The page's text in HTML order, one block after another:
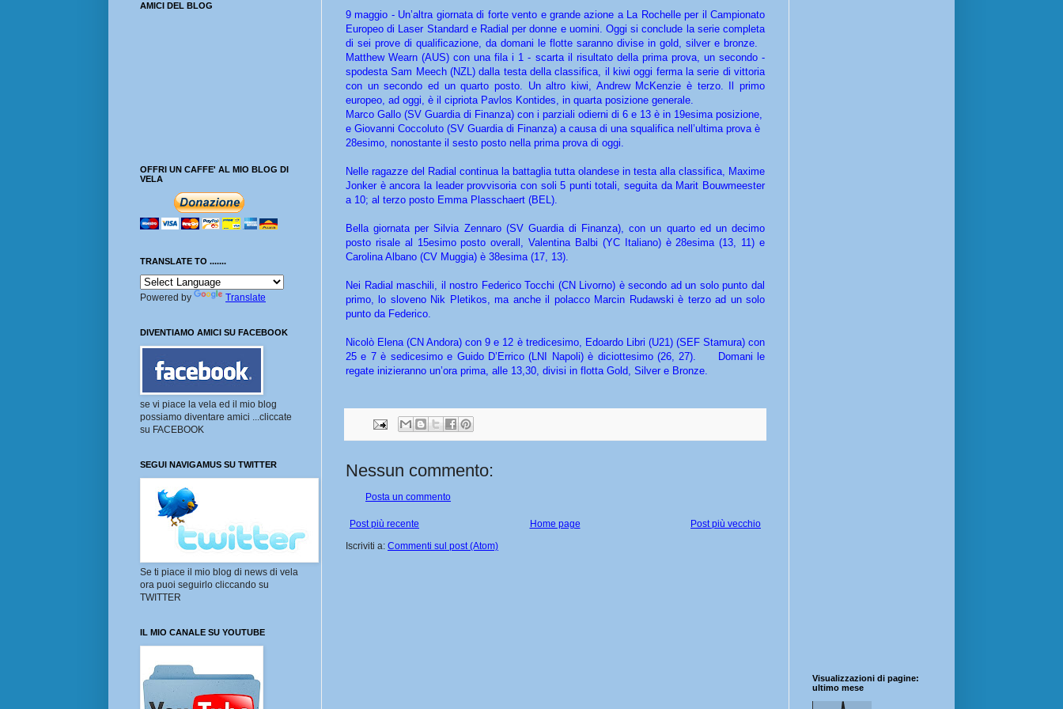
9 maggio - Un’altra giornata di forte vento e grande azione a La Rochelle per il Campionato
Europeo di Laser Standard e Radial per donne e uomini. Oggi si conclude la serie completa
di sei prove di qualificazione, da domani le flotte saranno divise in gold, silver e bronze.
Matthew Wearn (AUS) con una fila i 1 - scarta il risultato della prima prova, un secondo -
spodesta Sam Meech (NZL) dalla testa della classifica, il kiwi oggi ferma la serie di vittoria
con un secondo ed un quarto posto. Un altro kiwi, Andrew McKenzie è terzo. Il primo
europeo, ad oggi, è il cipriota Pavlos Kontides, in quarta posizione generale.
Marco Gallo (SV Guardia di Finanza) con i parziali odierni di 6 e 13 è in 19esima posizione,
e Giovanni Coccoluto (SV Guardia di Finanza) a causa di una squalifica nell’ultima prova è
28esimo, nonostante il sesto posto nella prima prova di oggi.
Nelle ragazze del Radial continua la battaglia tutta olandese in testa alla classifica, Maxime
Jonker è ancora la leader provvisoria con soli 5 punti totali, seguita da Marit Bouwmeester
a 10; al terzo posto Emma Plasschaert (BEL).
Bella giornata per Silvia Zennaro (SV Guardia di Finanza), con un quarto ed un decimo
posto risale al 15esimo posto overall, Valentina Balbi (YC Italiano) è 28esima (13, 11) e
Carolina Albano (CV Muggia) è 38esima (17, 13).
Nei Radial maschili, il nostro Federico Tocchi (CN Livorno) è secondo ad un solo punto dal
primo, lo sloveno Nik Pletikos, ma anche il polacco Marcin Rudawski è terzo ad un solo
punto da Federico.
Nicolò Elena (CN Andora) con 9 e 12 è tredicesimo, Edoardo Libri (U21) (SEF Stamura) con
25 e 7 è sedicesimo e Guido D’Errico (LNI Napoli) è diciottesimo (26, 27). Domani le
regate inizieranno un’ora prima, alle 13,30, divisi in flotta Gold, Silver e Bronze.
Nessun commento:
Posta un commento
Post più recente Post più vecchio
Home page
Iscriviti a: Commenti sul post (Atom)
AMICI DEL BLOG
OFFRI UN CAFFE' AL MIO BLOG DI
VELA
TRANSLATE TO .......
Powered by Translate
DIVENTIAMO AMICI SU FACEBOOK
se vi piace la vela ed il mio blog
possiamo diventare amici ...cliccate
su FACEBOOK
SEGUI NAVIGAMUS SU TWITTER
Se ti piace il mio blog di news di vela
ora puoi seguirlo cliccando su
TWITTER
IL MIO CANALE SU YOUTUBE
Visualizzazioni di pagine:
ultimo mese